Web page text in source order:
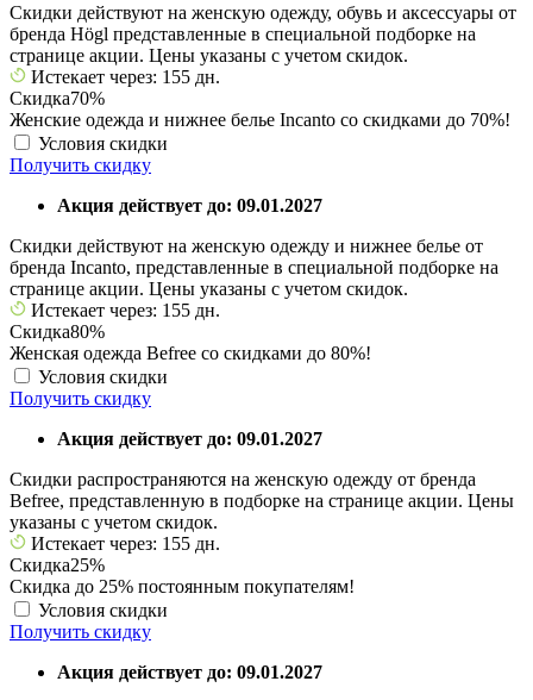
Скидки действуют на женскую одежду, обувь и аксессуары от
бренда Högl представленные в специальной подборке на
странице акции. Цены указаны с учетом скидок.
Истекает через: 155 дн.
Скидка70%
Женские одежда и нижнее белье Incanto со скидками до 70%!
Условия скидки
Получить скидку
Акция действует до: 09.01.2027
Скидки действуют на женскую одежду и нижнее белье от
бренда Incanto, представленные в специальной подборке на
странице акции. Цены указаны с учетом скидок.
Истекает через: 155 дн.
Скидка80%
Женская одежда Befree со скидками до 80%!
Условия скидки
Получить скидку
Акция действует до: 09.01.2027
Скидки распространяются на женскую одежду от бренда
Befree, представленную в подборке на странице акции. Цены
указаны с учетом скидок.
Истекает через: 155 дн.
Скидка25%
Скидка до 25% постоянным покупателям!
Условия скидки
Получить скидку
Акция действует до: 09.01.2027